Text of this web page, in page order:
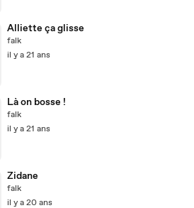
Alliette ça glisse
falk
il y a 21 ans
Là on bosse !
falk
il y a 21 ans
Zidane
falk
il y a 20 ans